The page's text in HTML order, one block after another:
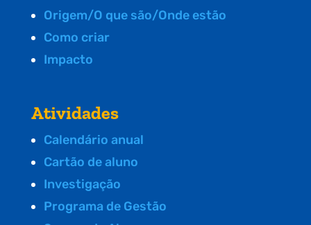
Origem/O que são/Onde estão
Como criar
Impacto
Atividades
Calendário anual
Cartão de aluno
Investigação
Programa de Gestão